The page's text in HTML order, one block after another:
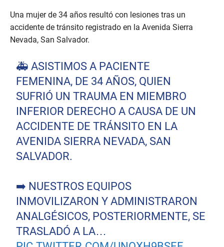
Una mujer de 34 años resultó con lesiones tras un
accidente de tránsito registrado en la Avenida Sierra
Nevada, San Salvador.
🚑 ASISTIMOS A PACIENTE
FEMENINA, DE 34 AÑOS, QUIEN
SUFRIÓ UN TRAUMA EN MIEMBRO
INFERIOR DERECHO A CAUSA DE UN
ACCIDENTE DE TRÁNSITO EN LA
AVENIDA SIERRA NEVADA, SAN
SALVADOR.
➡️ NUESTROS EQUIPOS
INMOVILIZARON Y ADMINISTRARON
ANALGÉSICOS, POSTERIORMENTE, SE
TRASLADÓ A LA…